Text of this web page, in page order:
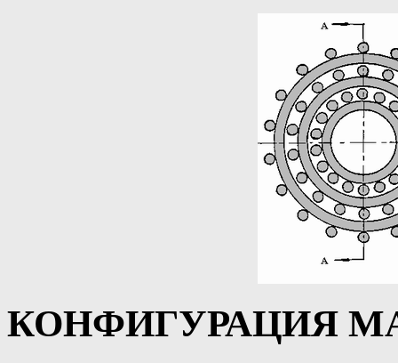
КОНФИГУРАЦИЯ